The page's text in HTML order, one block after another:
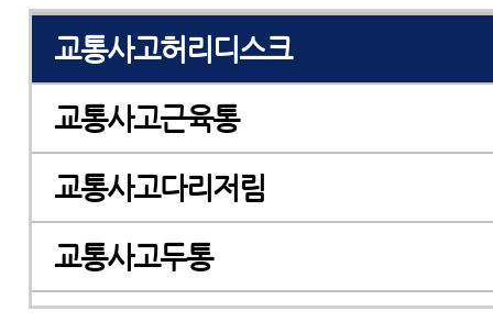
교통사고허리디스크
교통사고근육통
교통사고다리저림
교통사고두통